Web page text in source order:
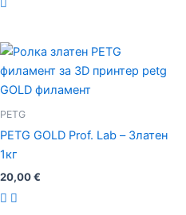
PETG
PETG GOLD Prof. Lab – Златен
1кг
20,00€